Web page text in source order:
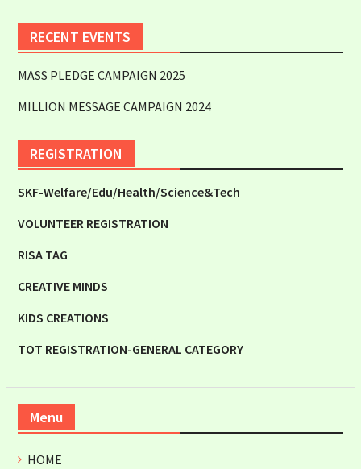
RECENT EVENTS
MASS PLEDGE CAMPAIGN 2025
MILLION MESSAGE CAMPAIGN 2024
REGISTRATION
SKF-Welfare/Edu/Health/Science&Tech
VOLUNTEER REGISTRATION
RISA TAG
CREATIVE MINDS
KIDS CREATIONS
TOT REGISTRATION-GENERAL CATEGORY
Menu
HOME